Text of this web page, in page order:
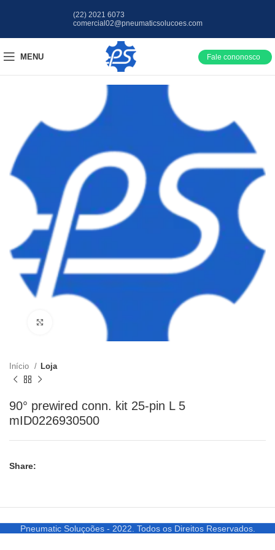
(22) 2021 6073
comercial02@pneumaticsolucoes.com
MENU Fale cononosco
Clique para ampliar
Início Loja
90° prewired conn. kit 25-pin L 5
mID0226930500
Share:
Pneumatic Soluçoões - 2022. Todos os Direitos Reservados.